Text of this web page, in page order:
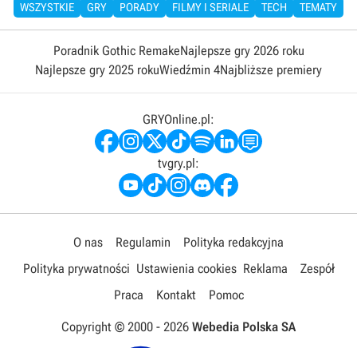
WSZYSTKIE GRY PORADY FILMY I SERIALE TECH TEMATY
Poradnik Gothic RemakeNajlepsze gry 2026 roku
Najlepsze gry 2025 rokuWiedźmin 4Najbliższe premiery
GRYOnline.pl:
tvgry.pl:
O nas Regulamin
Polityka redakcyjna
Polityka prywatności Ustawienia cookies Reklama
Zespół
Praca
Kontakt Pomoc
Copyright © 2000 - 2026 Webedia Polska SA